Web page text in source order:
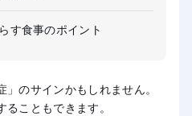
す食事のポイント
のサインかもしれません。
こともできます。